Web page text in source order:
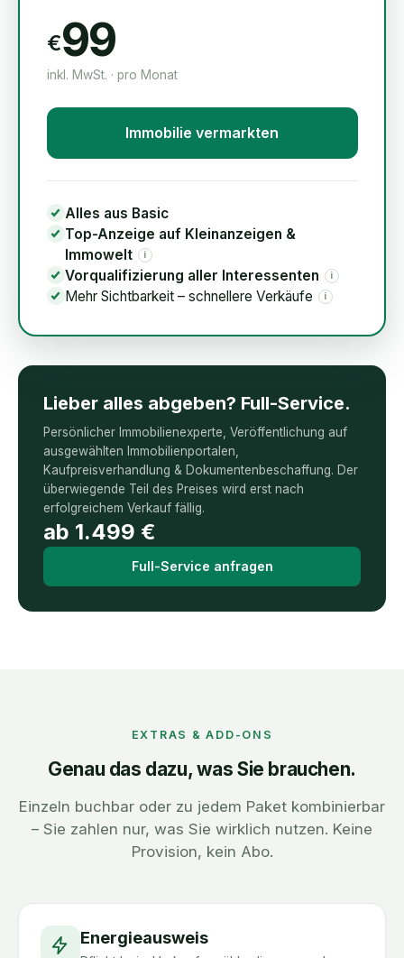
€99
inkl. MwSt. · pro Monat
Immobilie vermarkten
Alles aus Basic
Top-Anzeige auf Kleinanzeigen &
Immowelt
i
Vorqualifizierung aller Interessenten i
Mehr Sichtbarkeit – schnellere Verkäufe i
Lieber alles abgeben? Full-Service.
Persönlicher Immobilienexperte, Veröffentlichung auf
ausgewählten Immobilienportalen,
Kaufpreisverhandlung & Dokumentenbeschaffung. Der
überwiegende Teil des Preises wird erst nach
erfolgreichem Verkauf fällig.
ab 1.499 €
Full-Service anfragen
EXTRAS & ADD-ONS
Genau das dazu, was Sie brauchen.
Einzeln buchbar oder zu jedem Paket kombinierbar
– Sie zahlen nur, was Sie wirklich nutzen. Keine
Provision, kein Abo.
Energieausweis